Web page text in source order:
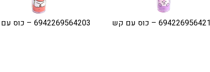
– כוס עם קש 6942269564203 – כוס עם קש